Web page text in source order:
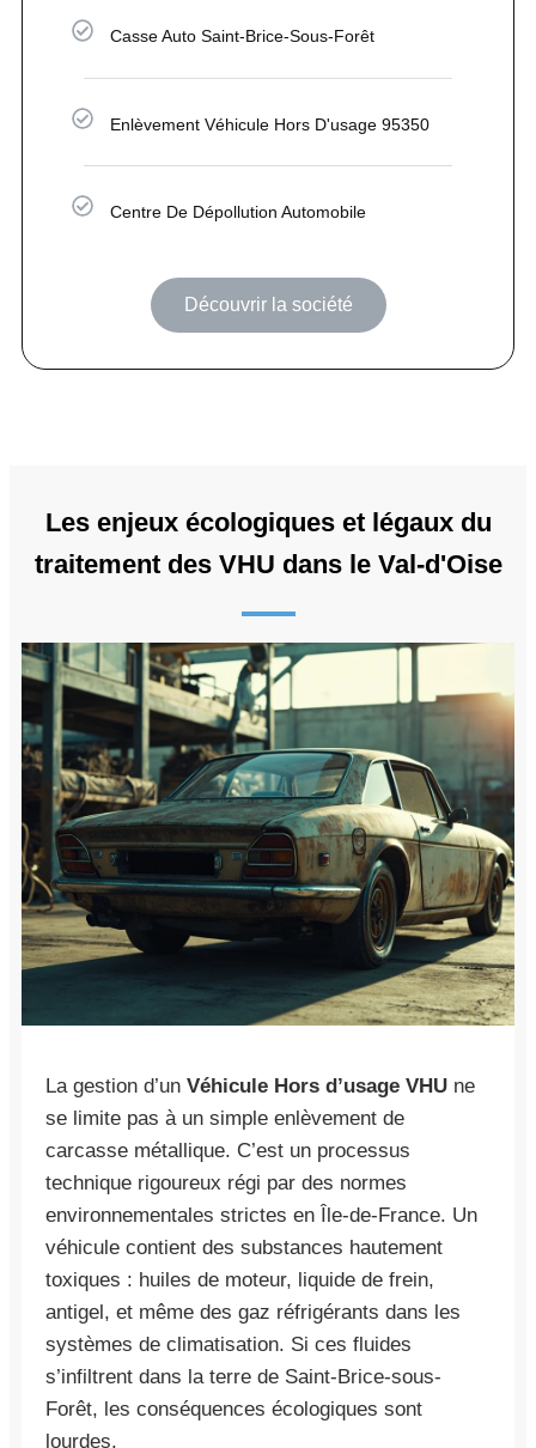
Casse Auto Saint-Brice-Sous-Forêt
Enlèvement Véhicule Hors D'usage 95350
Centre De Dépollution Automobile
Découvrir la société
Les enjeux écologiques et légaux du
traitement des VHU dans le Val-d'Oise
La gestion d’un Véhicule Hors d’usage VHU ne
se limite pas à un simple enlèvement de
carcasse métallique. C’est un processus
technique rigoureux régi par des normes
environnementales strictes en Île-de-France. Un
véhicule contient des substances hautement
toxiques : huiles de moteur, liquide de frein,
antigel, et même des gaz réfrigérants dans les
systèmes de climatisation. Si ces fluides
s’infiltrent dans la terre de Saint-Brice-sous-
Forêt, les conséquences écologiques sont
lourdes.